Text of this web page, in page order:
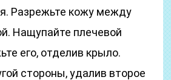
Разрежьте кожу между
Нащупайте плечевой
его, отделив крыло.
стороны, удалив второе